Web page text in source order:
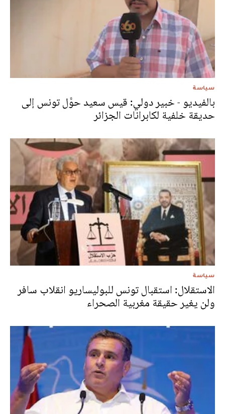
سياسة
بالفيديو - خبير دولي: قيس سعيد حوَّل تونس إلى
حديقة خلفية لكابرانات الجزائر
سياسة
الاستقلال: استقبال تونس للبوليساريو انقلاب سافر
ولن يغير حقيقة مغربية الصحراء